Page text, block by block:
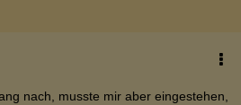
nach, musste mir aber eingestehen,